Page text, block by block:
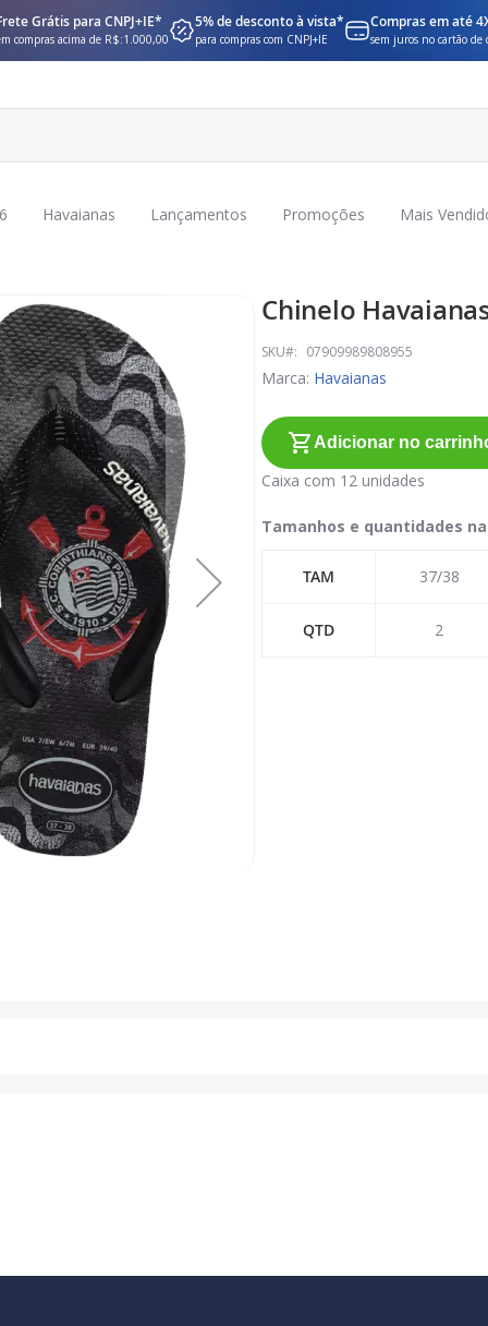
Grátis para CNPJ+IE*
compras acima de R$:1.000,00
5% de desconto à vista*
para compras com CNPJ+IE
Compras em até
sem juros no cartão de
Havaianas Lançamentos Promoções Mais
Chinelo
SKU 07909989808955
Marca: Havaianas
Adicionar no
Caixa com 12 unidades
Tamanhos e quantidades
TAM 37/38
QTD 2